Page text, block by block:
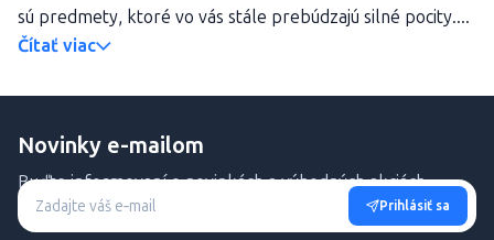
sú predmety, ktoré vo vás stále prebúdzajú silné pocity....
Čítať viac
Novinky e-mailom
Buďte informovaní o novinkách a výhodných akciách.
Prihlásiť sa